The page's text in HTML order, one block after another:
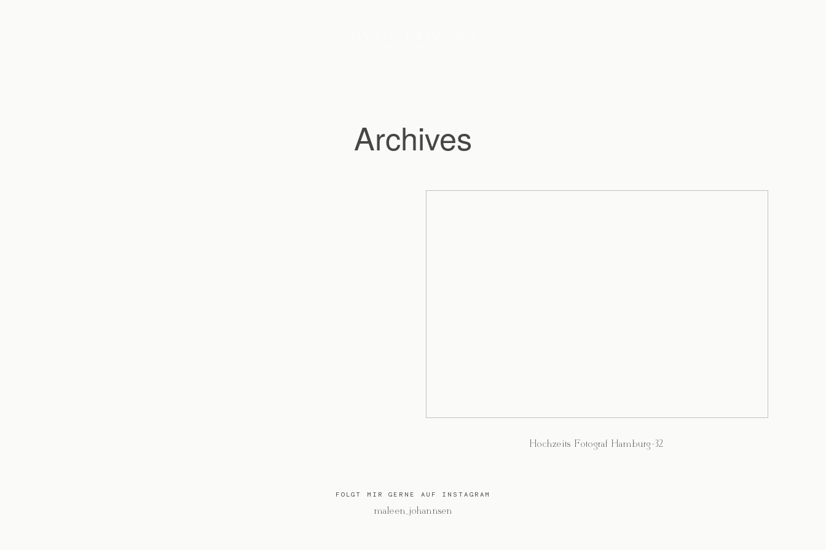
Archives
Hochzeits Fotograf Hamburg-32
FOLGT MIR GERNE AUF INSTAGRAM
@maleen_johannsen